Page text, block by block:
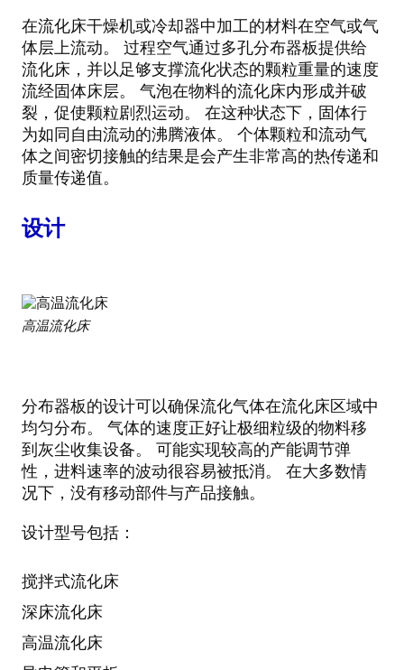
在流化床干燥机或冷却器中加工的材料在空气或气
体层上流动。 过程空气通过多孔分布器板提供给
流化床，并以足够支撑流化状态的颗粒重量的速度
流经固体床层。 气泡在物料的流化床内形成并破
裂，促使颗粒剧烈运动。 在这种状态下，固体行
为如同自由流动的沸腾液体。 个体颗粒和流动气
体之间密切接触的结果是会产生非常高的热传递和
质量传递值。
设计
高温流化床
分布器板的设计可以确保流化气体在流化床区域中
均匀分布。 气体的速度正好让极细粒级的物料移
到灰尘收集设备。 可能实现较高的产能调节弹
性，进料速率的波动很容易被抵消。 在大多数情
况下，没有移动部件与产品接触。
设计型号包括：
搅拌式流化床
深床流化床
高温流化床